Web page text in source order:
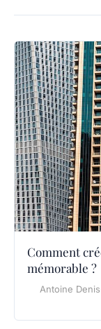
Comment
mémorable ?
Antoine Denis